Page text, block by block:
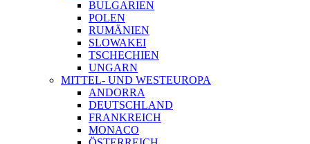
BULGARIEN
POLEN
RUMÄNIEN
SLOWAKEI
TSCHECHIEN
UNGARN
MITTEL- UND WESTEUROPA
ANDORRA
DEUTSCHLAND
FRANKREICH
MONACO